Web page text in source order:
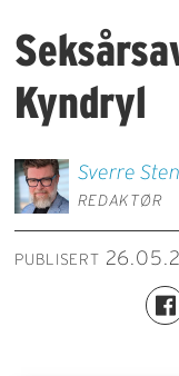
Kyndryl
Sverre
REDAKTØR
PUBLISERT